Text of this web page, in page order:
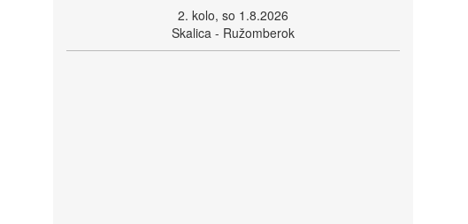
2. kolo, so 1.8.2026
Skalica - Ružomberok